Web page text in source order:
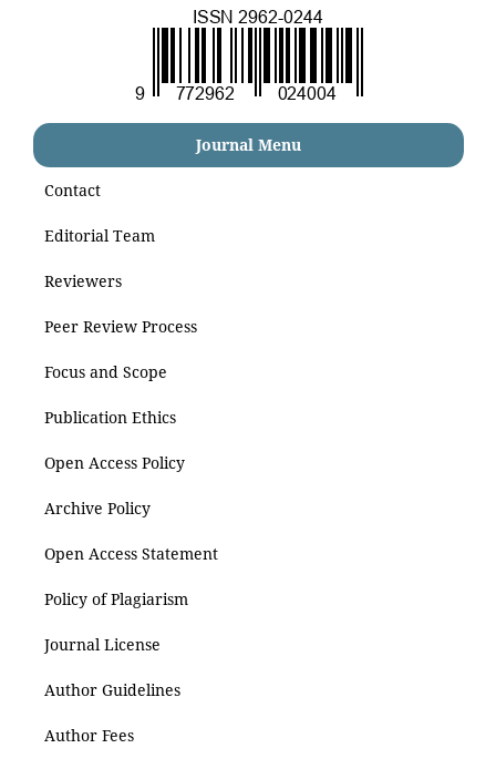
Journal Menu
Contact
Editorial Team
Reviewers
Peer Review Process
Focus and Scope
Publication Ethics
Open Access Policy
Archive Policy
Open Access Statement
Policy of Plagiarism
Journal License
Author Guidelines
Author Fees